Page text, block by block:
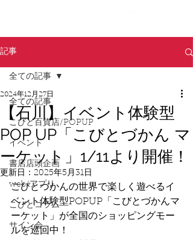
記事
全ての記事
こびと百貨店/POPUP
イベント
書店店頭企画
web/アプリ
こびとコラム
サイン会
全ての記事
【石川】イベント体験型
POP UP「こびとづかん マ
ーケット」1/11より開催！
2024年12月27日
更新日： 2025年5月31日
こびとづかんの世界で楽しく遊べるイ
ベント体験型POPUP「こびとづかんマ
ーケット」が全国のショッピングモー
ルを巡回中！